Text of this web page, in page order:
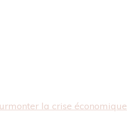
la crise économique